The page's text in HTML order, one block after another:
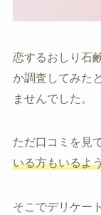
恋するおしり石
か調査してみた
ませんでした。
ただ口コミを見
いる方もいるよ
そこでデリケー